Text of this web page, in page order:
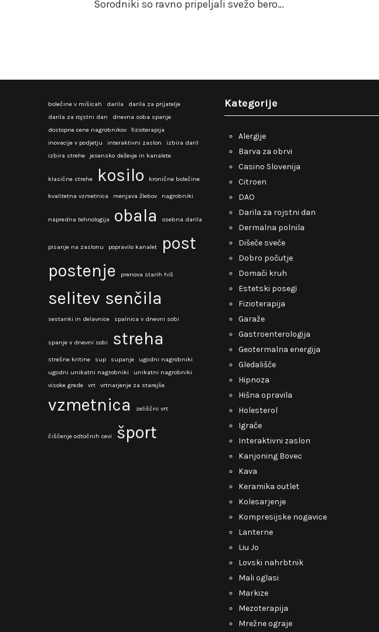
Sorodniki so ravno pripeljali svežo bero…
bolečine v mišicah darila
darila za prijatelje
darila za rojstni dan
dnevna soba spanje
dostopne cene nagrobnikov
fizioterapija
inovacije v podjetju
interaktivni zaslon
izbira daril
izbira strehe
jesensko deževje in kanalete
klasične strehe kosilo kronične bolečine
kvalitetna vzmetnica menjava žlebov nagrobniki
napredna tehnologija obala osebna darila
pisanje na zaslonu popravilo kanalet
post
postenje
prenova starih hiš
selitev senčila
sestanki in delavnice spalnica v dnevni sobi
spanje v dnevni sobi streha
strešne kritine sup supanje
ugodni nagrobniki
ugodni unikatni nagrobniki
unikatni nagrobniki
visoke grede
vrt vrtnarjenje za starejše
vzmetnica zeliščni vrt
čiščenje odtočnih cevi šport
Kategorije
Alergije
Barva za obrvi
Casino Slovenija
Citroen
DAO
Darila za rojstni dan
Dermalna polnila
Dišeče sveče
Dobro počutje
Domači kruh
Estetski posegi
Fizioterapija
Garaže
Gastroenterologija
Geotermalna energija
Gledališče
Hipnoza
Hišna opravila
Holesterol
Igrače
Interaktivni zaslon
Kanjoning Bovec
Kava
Keramika outlet
Kolesarjenje
Kompresijske nogavice
Lanterne
Liu Jo
Lovski nahrbtnik
Mali oglasi
Markize
Mezoterapija
Mrežne ograje